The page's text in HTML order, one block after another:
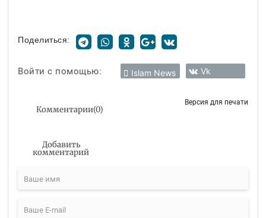
Поделиться:
Войти с помощью: Islam News Vk
Комментарии(0)
Версия для печати
Добавить
комментарий